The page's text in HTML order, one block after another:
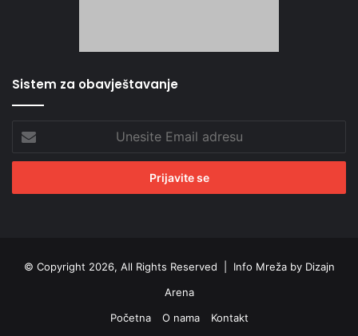
Sistem za obavještavanje
Unesite
Email
adresu
© Copyright 2026, All Rights Reserved | Info Mreža by Dizajn
Arena
Početna
O nama Kontakt